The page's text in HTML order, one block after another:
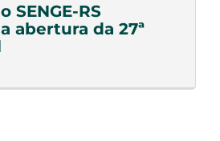
SENGE-RS
abertura da 27ª